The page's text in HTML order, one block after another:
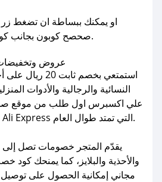
او يمكنك ببساطة ان تضغط زر
صحصح كوبون بجانب كود خصم علي اكسبرس.
عروض وتخفيضات
استمتعي بخصم
النسائية والرجالية والأدوات
علي اكسبرس اول طلب من موقع
العروض الموسمية من Ali Express التي تمتد طوال العام.
والأحذية والبلايز، كما يمنحك
مجاني إمكانية الحصول على